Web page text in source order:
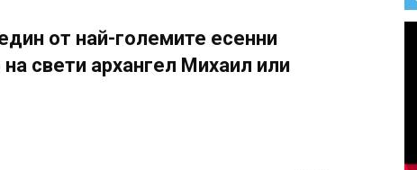
от най-големите есенни
свети архангел Михаил или